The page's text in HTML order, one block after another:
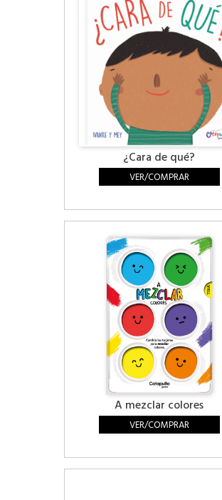
¿Cara de qué?
VER/COMPRAR
A mezclar colores
VER/COMPRAR